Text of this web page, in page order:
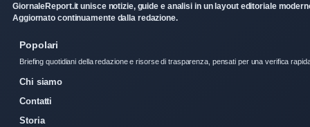
GiornaleReport.it unisce notizie, guide e analisi in un layout editoriale
Aggiornato continuamente dalla redazione.
Popolari
Briefing quotidiani della redazione e risorse di trasparenza, pensati per una verifica
Chi siamo
Contatti
Storia